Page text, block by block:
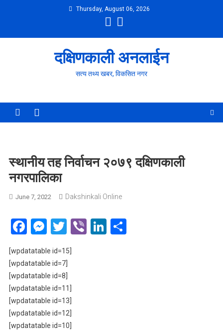
Thursday, August 06, 2026
दक्षिणकाली अनलाईन
सत्य तथ्य खबर, विकसित नगर
स्थानीय तह निर्वाचन २०७९ दक्षिणकाली
नगरपालिका
June 7, 2022 Dakshinkali Online
Facebook
Messenger
Twitter
ViberLinkedIn
Share
[wpdatatable id=15]
[wpdatatable id=7]
[wpdatatable id=8]
[wpdatatable id=11]
[wpdatatable id=13]
[wpdatatable id=12]
[wpdatatable id=10]